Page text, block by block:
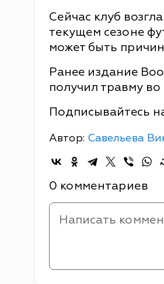
Сейчас клуб
текущем сезоне
может быть
Ранее издание
получил травму
Подписывайтесь
Автор: Савельева
0 комментариев